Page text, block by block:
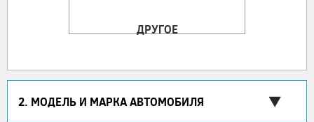
ДРУГОЕ
2. МОДЕЛЬ И МАРКА АВТОМОБИЛЯ